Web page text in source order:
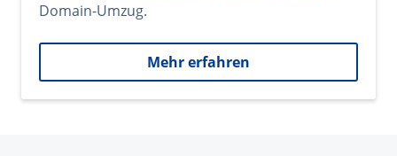
Domain-Umzug.
Mehr erfahren